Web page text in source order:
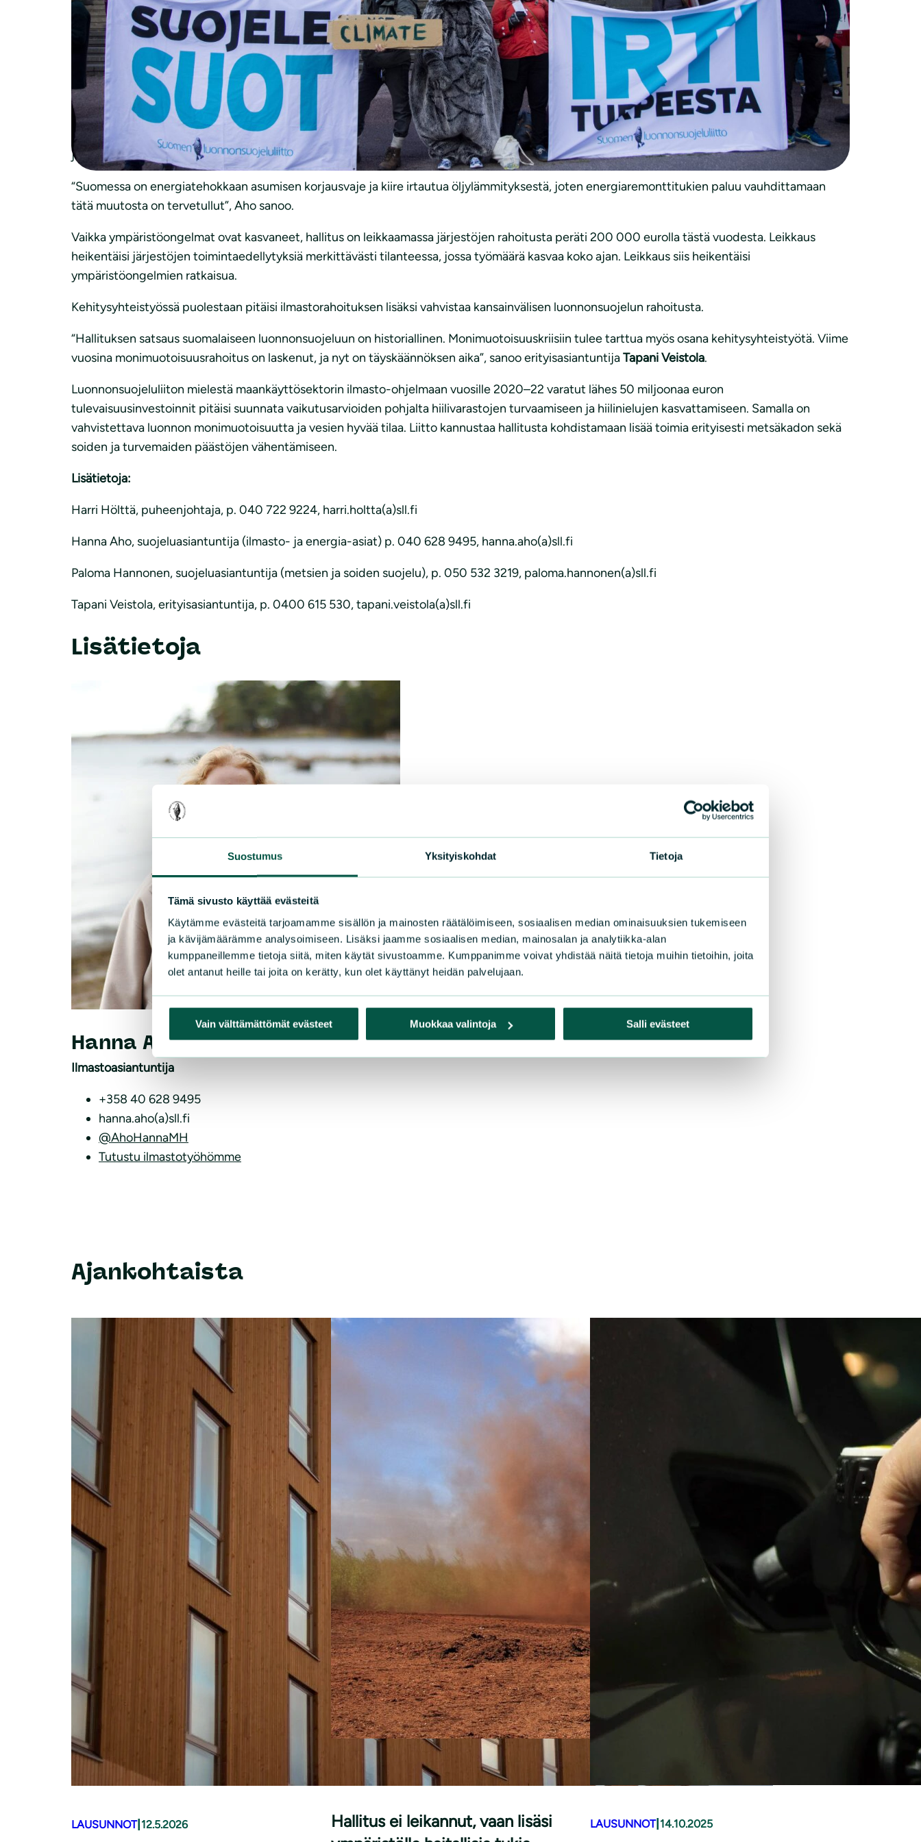
Suostumus Yksityiskohdat Tietoja
Tämä sivusto käyttää evästeitä
Käytämme evästeitä tarjoamamme sisällön ja mainosten räätälöimiseen, sosiaalisen median ominaisuuksien tukemiseen
ja kävijämäärämme analysoimiseen. Lisäksi jaamme sosiaalisen median, mainosalan ja analytiikka-alan
kumppaneillemme tietoja siitä, miten käytät sivustoamme. Kumppanimme voivat yhdistää näitä tietoja muihin tietoihin, joita
olet antanut heille tai joita on kerätty, kun olet käyttänyt heidän palvelujaan.
Vain välttämättömät evästeet Muokkaa valintoja Salli evästeet
Vaikka ilmastokriisin torjumiseksi tehtiin Rinteen hallituksen ensimmäisessä budjetissa useita pieniä hyviä päätöksiä, isoin asia, eli turpeen polton
verotuki jäi ennalleen. Luonnonsuojeluliiton suojeluasiantuntija Hanna Ahokehottaa eduskuntaa kirittämään hallitusta tekemään
välttämättömät uudistukset energiaverotukseen. Erityisesti turpeen verotukea on leikattava.
“Hallituksen ilmastotavoitteiden ja toimenpiteiden välinen kuilu on 19 miljoonaa tonnia hiilidioksidia ja turve muodostaa tästä aimo osan.
Turpeen tukeen pitää puuttua jo nyt eikä lykätä sitä energiaverotuksen kokonaisuudistukseen ensi vuodelle.”
Hyvää on kuitenkin se, että energiaremontteihin varattiin 20 miljoonaa euroa. Sipilän hallitus lakkautti energiaremonttiavustukset vuonna 2017,
ja sitä ennen niihin osoitetut määrärahat olivat laskeneet jo vuosia.
“Suomessa on energiatehokkaan asumisen korjausvaje ja kiire irtautua öljylämmityksestä, joten energiaremonttitukien paluu vauhdittamaan
tätä muutosta on tervetullut”, Aho sanoo.
Vaikka ympäristöongelmat ovat kasvaneet, hallitus on leikkaamassa järjestöjen rahoitusta peräti 200 000 eurolla tästä vuodesta. Leikkaus
heikentäisi järjestöjen toimintaedellytyksiä merkittävästi tilanteessa, jossa työmäärä kasvaa koko ajan. Leikkaus siis heikentäisi
ympäristöongelmien ratkaisua.
Kehitysyhteistyössä puolestaan pitäisi ilmastorahoituksen lisäksi vahvistaa kansainvälisen luonnonsuojelun rahoitusta.
“Hallituksen satsaus suomalaiseen luonnonsuojeluun on historiallinen. Monimuotoisuuskriisiin tulee tarttua myös osana kehitysyhteistyötä. Viime
vuosina monimuotoisuusrahoitus on laskenut, ja nyt on täyskäännöksen aika”, sanoo erityisasiantuntijaTapani Veistola.
Luonnonsuojeluliiton mielestä maankäyttösektorin ilmasto-ohjelmaan vuosille 2020–22 varatut lähes 50 miljoonaa euron
tulevaisuusinvestoinnit pitäisi suunnata vaikutusarvioiden pohjalta hiilivarastojen turvaamiseen ja hiilinielujen kasvattamiseen. Samalla on
vahvistettava luonnon monimuotoisuutta ja vesien hyvää tilaa. Liitto kannustaa hallitusta kohdistamaan lisää toimia erityisesti metsäkadon sekä
soiden ja turvemaiden päästöjen vähentämiseen.
Lisätietoja:
Harri Hölttä, puheenjohtaja, p. 040 722 9224, harri.holtta(a)sll.fi
Hanna Aho, suojeluasiantuntija (ilmasto- ja energia-asiat) p. 040 628 9495, hanna.aho(a)sll.fi
Paloma Hannonen, suojeluasiantuntija (metsien ja soiden suojelu), p. 050 532 3219, paloma.hannonen(a)sll.fi
Tapani Veistola, erityisasiantuntija, p. 0400 615 530, tapani.veistola(a)sll.fi
Lisätietoja
Ilmastoasiantuntija
Hanna Aho
+358 40 628 9495
hanna.aho(a)sll.fi
@AhoHannaMH
Tutustu ilmastotyöhömme
Ajankohtaista
LAUSUNNOT| 12.5.2026
23.4.2026
Hallitus ei leikannut, vaan lisäsi
LAUSUNNOT| 14.10.2025